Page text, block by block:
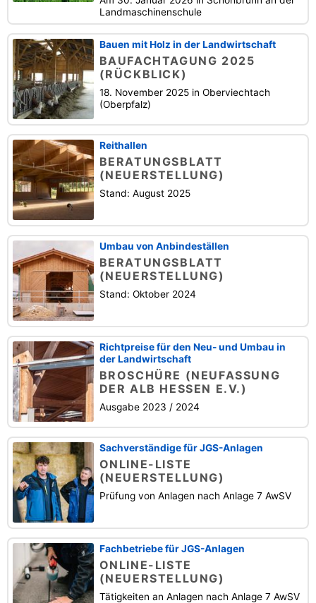
Landmaschinenschule
Bauen mit Holz in der Landwirtschaft
BAUFACHTAGUNG 2025
(RÜCKBLICK)
18. November 2025 in Oberviechtach
(Oberpfalz)
Reithallen
BERATUNGSBLATT
(NEUERSTELLUNG)
Stand: August 2025
Umbau von Anbindeställen
BERATUNGSBLATT
(NEUERSTELLUNG)
Stand: Oktober 2024
Richtpreise für den Neu- und Umbau in
der Landwirtschaft
BROSCHÜRE (NEUFASSUNG
DER ALB HESSEN E.V.)
Ausgabe 2023 / 2024
Sachverständige für JGS-Anlagen
ONLINE-LISTE
(NEUERSTELLUNG)
Prüfung von Anlagen nach Anlage 7 AwSV
Fachbetriebe für JGS-Anlagen
ONLINE-LISTE
(NEUERSTELLUNG)
Tätigkeiten an Anlagen nach Anlage 7 AwSV